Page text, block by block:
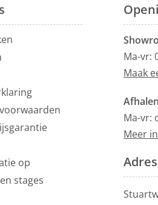
op
stages
Ma-vr:
Maak
Afhalen
Ma-vr:
Meer
Adres